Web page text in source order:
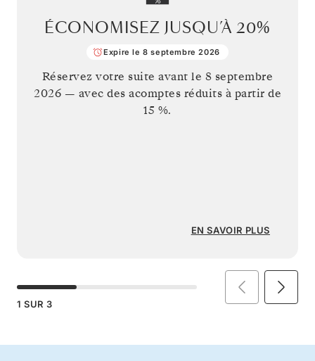
ÉCONOMISEZ JUSQU’À 20%
Expire le 8 septembre 2026
Réservez votre suite avant le 8 septembre
2026 — avec des acomptes réduits à partir de
15 %.
EN SAVOIR PLUS
1 SUR 3